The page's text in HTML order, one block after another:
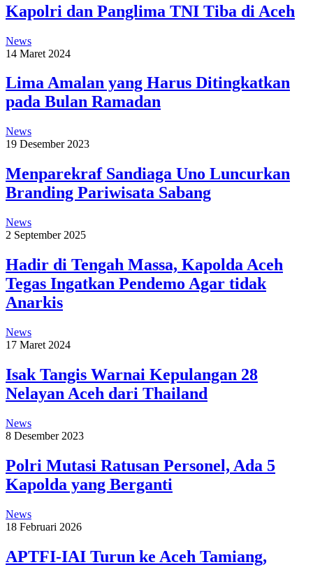
Kapolri dan Panglima TNI Tiba di Aceh
News
14 Maret 2024
Lima Amalan yang Harus Ditingkatkan
pada Bulan Ramadan
News
19 Desember 2023
Menparekraf Sandiaga Uno Luncurkan
Branding Pariwisata Sabang
News
2 September 2025
Hadir di Tengah Massa, Kapolda Aceh
Tegas Ingatkan Pendemo Agar tidak
Anarkis
News
17 Maret 2024
Isak Tangis Warnai Kepulangan 28
Nelayan Aceh dari Thailand
News
8 Desember 2023
Polri Mutasi Ratusan Personel, Ada 5
Kapolda yang Berganti
News
18 Februari 2026
APTFI-IAI Turun ke Aceh Tamiang,